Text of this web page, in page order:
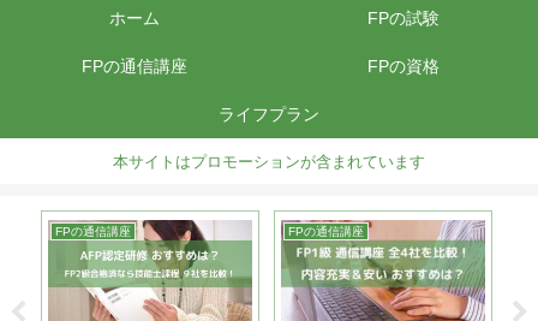
ホーム FPの試験
FPの通信講座 FPの資格
ライフプラン
本サイトはプロモーションが含まれています
FPの通信講座 FPの通信講座